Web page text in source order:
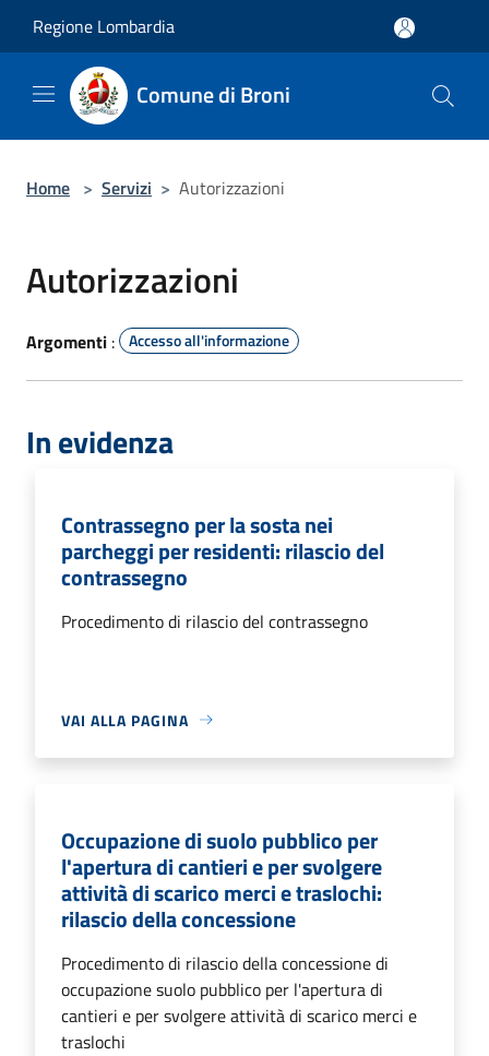
Regione Lombardia
Comune di Broni
Home > Servizi > Autorizzazioni
Autorizzazioni
Argomenti : Accesso all'informazione
In evidenza
Contrassegno per la sosta nei
parcheggi per residenti: rilascio del
contrassegno
Procedimento di rilascio del contrassegno
VAI ALLA PAGINA
Occupazione di suolo pubblico per
l'apertura di cantieri e per svolgere
attività di scarico merci e traslochi:
rilascio della concessione
Procedimento di rilascio della concessione di
occupazione suolo pubblico per l'apertura di
cantieri e per svolgere attività di scarico merci e
traslochi